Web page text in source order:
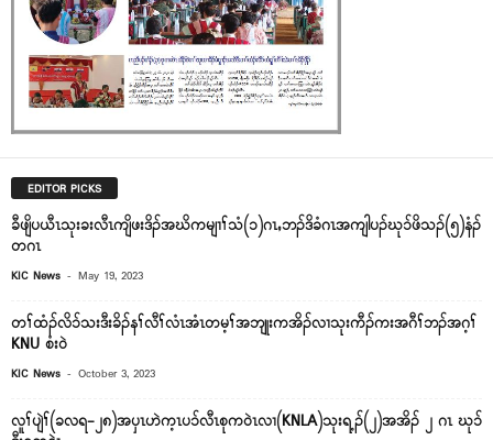
EDITOR PICKS
ခီဖျိပယီၤသုးခးလီၤကျိဖးဒိၣ်အဃိကမျၢၢ်သံ(၁)ဂၤႇဘၣ်ဒိခံဂၤအကျါပၣ်ဃု၁်ဖိသၣ်(၅)နံၣ်
တဂၤ
KIC News - May 19, 2023
တၢ်ထံၣ်လိ၁်သးဒီးခိၣ်နၢ်လီၢ်လံၤအံၤတမ့ၢ်အဘျုးကအိၣ်လၢသုးကီၣ်ကးအဂီၢ်ဘၣ်အဂ့ၢ်
KNU စံး၀ဲ
KIC News - October 3, 2023
လူၢ်ပျဲၢ်(ခလရ-၂၈)အပှၤဟဲက့ၤပၥ်လီၤစုက၀ဲၤလၢ(KNLA)သုးရ့ၣ်(၂)အအိၣ် ၂ ဂၤ ဃုၥ်